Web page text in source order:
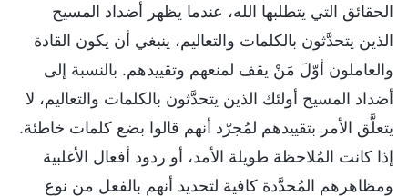
الحقائق التي يتطلبها الله، عندما يظهر أضداد المسيح
الذين يتحدَّثون بالكلمات والتعاليم، ينبغي أن يكون القادة
والعاملون أوّلَ مَنْ يقف لمنعهم وتقييدهم. بالنسبة إلى
أضداد المسيح أولئك الذين يتحدَّثون بالكلمات والتعاليم، لا
يتعلَّق الأمر بتقييدهم لمُجرّد أنهم قالوا بضع كلمات خاطئة.
إذا كانت المُلاحظة طويلة الأمد، أو ردود أفعال الأغلبية
ومظاهرهم المُحدَّدة كافية لتحديد أنهم بالفعل من نوع